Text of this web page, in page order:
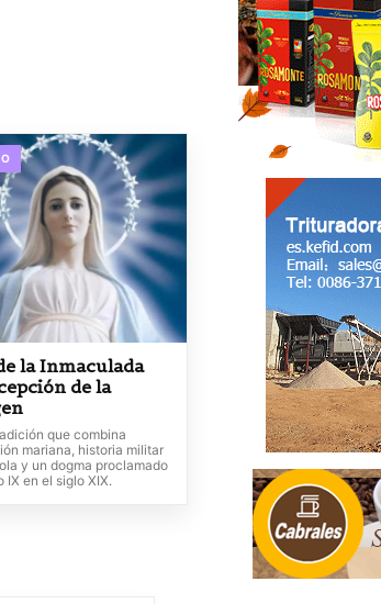
la Inmaculada
de la
que combina
mariana, historia militar
y un dogma proclamado
IX en el siglo XIX.